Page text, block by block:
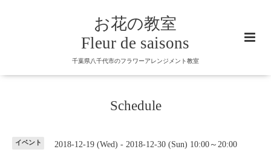
お花の教室
Fleur de saisons
千葉県八千代市のフラワーアレンジメント教室
Schedule
イベント 2018-12-19 (Wed) - 2018-12-30 (Sun) 10:00～20:00